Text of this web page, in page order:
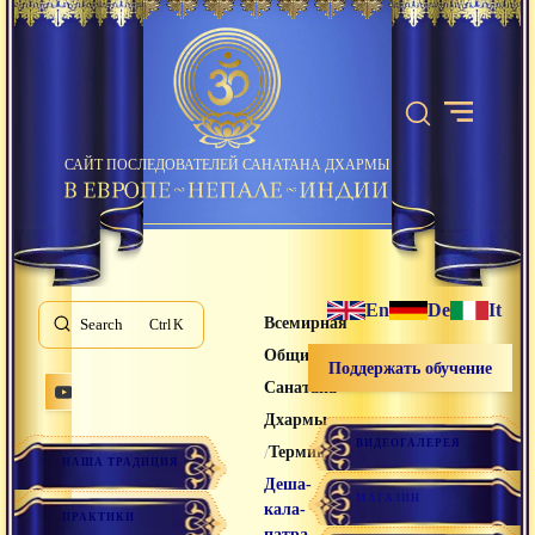
САЙТ ПОСЛЕДОВАТЕЛЕЙ САНАТАНА ДХАРМЫ
Search K
НАША ТРАДИЦИЯ
ПРАКТИКИ
Всемирная
Община
Санатана
Дхармы
/Термины/
Деша-
кала-
En De It
Поддержать обучение
ВИДЕОГАЛЕРЕЯ
МАГАЗИН